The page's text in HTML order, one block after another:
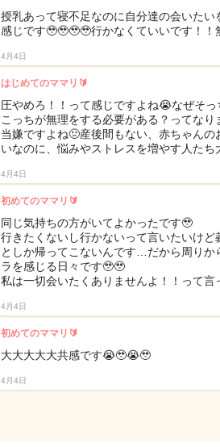
授乳あって寝不足なのに自分達の会いた
感じです🥹🥹🥹🥹行かなくていいです！
4月4日
はじめてのママリ🔰
圧やめろ！！って感じですよね😭なぜそっ
こっちが無理をする必要がある？ってな
当嫌ですよね🤢産後間もない、赤ちゃん
いなのに、悩みやストレスを増やす人た
4月4日
初めてのママリ🔰
同じ気持ちの方がいてよかったです🥹
行きたくないし行かないって言いたいけど
としか帰ってこないんです…だから周りか
ラを感じる日々です🥹🥹
私は一切会いたくありませんよ！！って
4月4日
初めてのママリ🔰
大大大大大共感です😭🥹😭🥹
4月4日